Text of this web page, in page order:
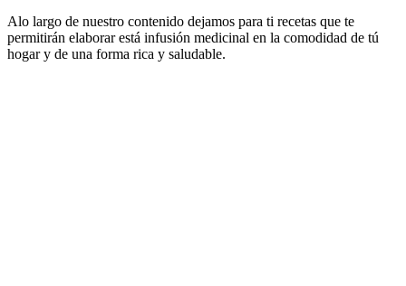
Alo largo de nuestro contenido dejamos para ti recetas que te
permitirán elaborar está infusión medicinal en la comodidad de tú
hogar y de una forma rica y saludable.